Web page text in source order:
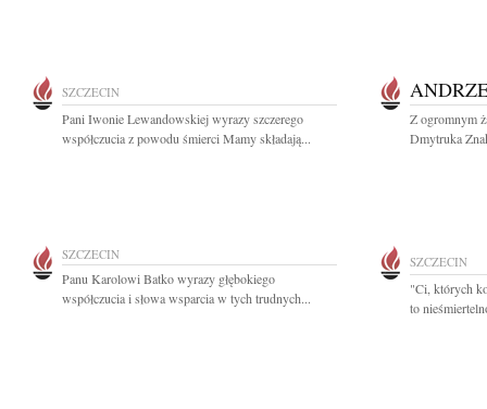
SZCZECIN
Pani Iwonie Lewandowskiej wyrazy szczerego
współczucia z powodu śmierci Mamy składają...
Z ogromnym
Dmytruka
SZCZECIN
Panu Karolowi Batko wyrazy głębokiego
współczucia i słowa wsparcia w tych trudnych...
SZCZECIN
"Ci, których
to